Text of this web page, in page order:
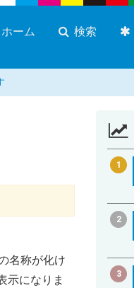
ホーム 検索
名称が化け
示になりま
1
2
3